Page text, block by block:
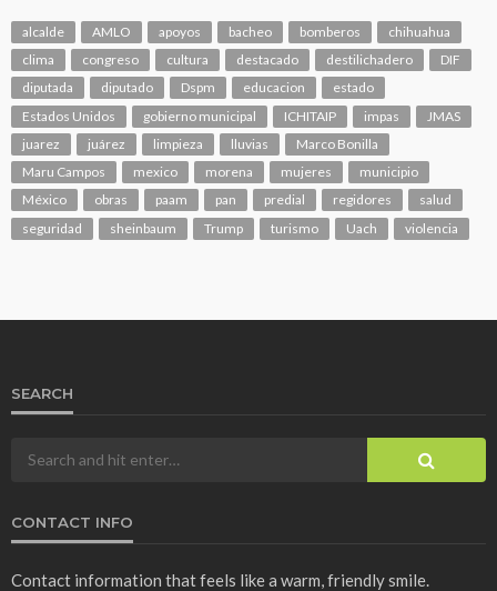
alcalde AMLO apoyos bacheo bomberos
chihuahua
clima
congreso cultura destacado destilichadero
DIF
diputada
diputado Dspm educacion
estado
Estados Unidos
gobierno municipal ICHITAIP impas
JMAS
juarez
juárez limpieza lluvias
Marco Bonilla
Maru Campos
mexico morena mujeres
municipio
México
obras paam pan predial regidores
salud
seguridad
sheinbaum Trump turismo Uach violencia
SEARCH
CONTACT INFO
Contact information that feels like a warm, friendly smile.